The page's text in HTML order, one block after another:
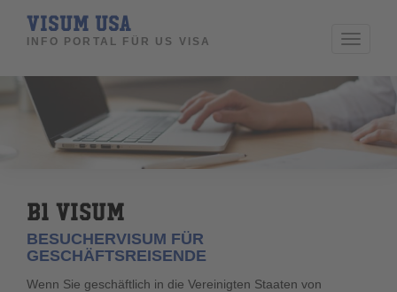
Toggle
VISUM USA
INFO PORTAL FÜR US VISA
B1 VISUM
BESUCHERVISUM FÜR
GESCHÄFTSREISENDE
Wenn Sie geschäftlich in die Vereinigten Staaten von